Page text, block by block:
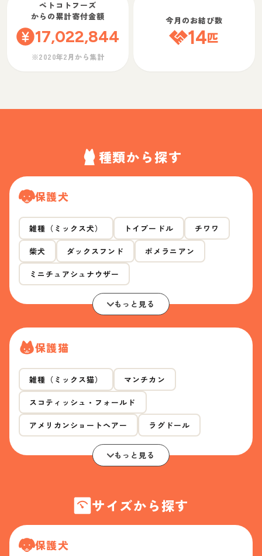
ペトコトフーズ
からの累計寄付金額
17,022,844
※2020年2月から集計
今月のお結び数
14匹
種類から探す
保護犬
雑種（ミックス犬） トイプードル チワワ
柴犬 ダックスフンド ポメラニアン
ミニチュアシュナウザー
もっと見る
保護猫
雑種（ミックス猫） マンチカン
スコティッシュ・フォールド
アメリカンショートヘアー ラグドール
もっと見る
サイズから探す
保護犬